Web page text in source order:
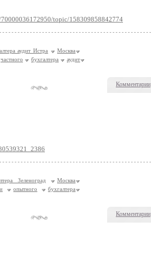
Комментарии
topic/158309858842774
аудит Истра
Москва
частного бухгалтера
аудит
Комментарии
Зеленоград
Москва
опытного
бухгалтера